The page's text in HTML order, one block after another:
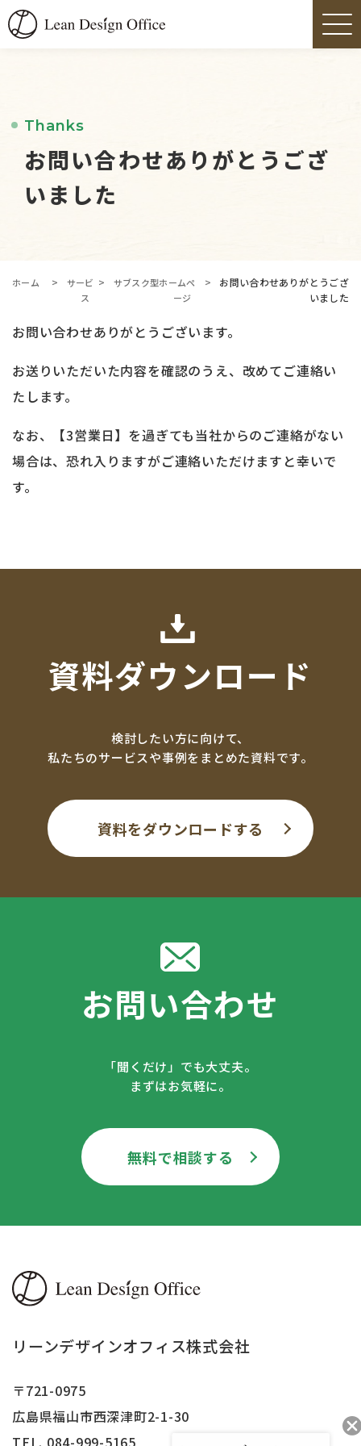
Thanks
お問い合わせありがとうござ
いました
ホーム >
サービ
ス
>
サブスク型ホームペ
ージ
>
お問い合わせありがとうござ
いました
お問い合わせありがとうございます。
お送りいただいた内容を確認のうえ、改めてご連絡い
たします。
なお、【3営業日】を過ぎても当社からのご連絡がない
場合は、恐れ入りますがご連絡いただけますと幸いで
す。
資料ダウンロード
検討したい方に向けて、
私たちのサービスや事例をまとめた資料です。
資料をダウンロードする
お問い合わせ
「聞くだけ」でも大丈夫。
まずはお気軽に。
無料で相談する
リーンデザインオフィス株式会社
〒721-0975
広島県福山市西深津町2-1-30
TEL. 084-999-5165